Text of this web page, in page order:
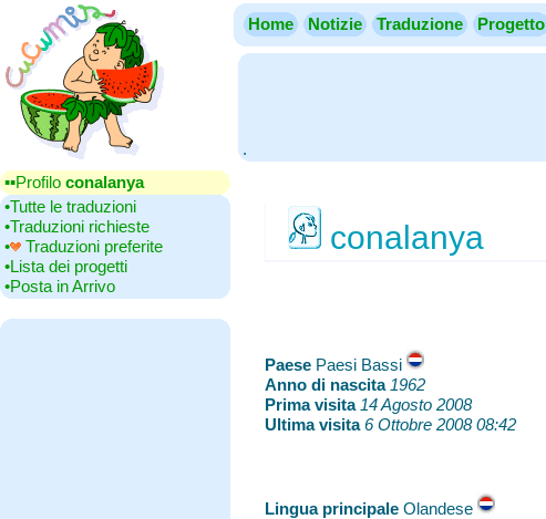
Home Notizie Traduzione Progetto
.
▪▪‎Profilo conalanya
•‎Tutte le traduzioni
•‎Traduzioni richieste
•‎
Traduzioni preferite
•‎Lista dei progetti
•‎Posta in Arrivo
conalanya
Paese ‎Paesi Bassi
Anno di nascita‎ 1962
Prima visita‎ 14 Agosto 2008
Ultima visita‎6 Ottobre 2008 08:42
Lingua principale ‎Olandese